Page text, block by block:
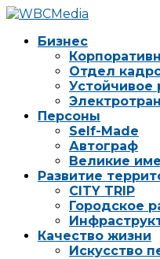
Бизнес
Отдел
Устойчивое
Персоны
Self-Made
Автограф
Великие
Развитие
CITY TRIP
Городское
Качество жизни
Искусство